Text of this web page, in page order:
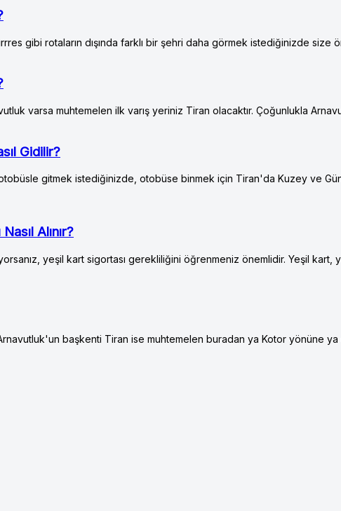
gibi rotaların dışında farklı bir şehri daha görmek istediğinizde size
varsa muhtemelen ilk varış yeriniz Tiran olacaktır. Çoğunlukla
Gidilir?
gitmek istediğinizde, otobüse binmek için Tiran'da Kuzey ve
Alınır?
yeşil kart sigortası gerekliliğini öğrenmeniz önemlidir. Yeşil kart,
başkenti Tiran ise muhtemelen buradan ya Kotor yönüne